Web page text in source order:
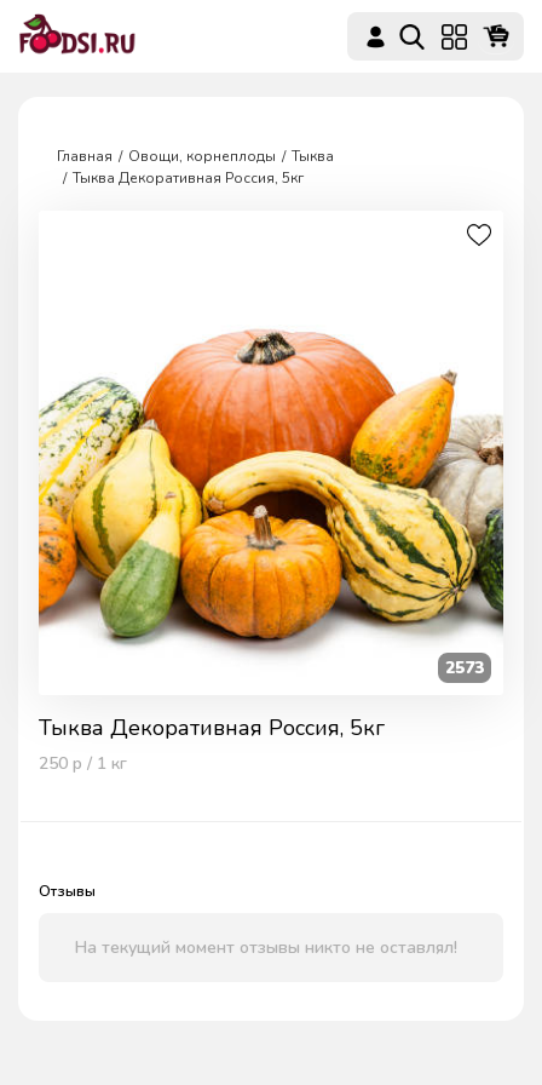
Главная Овощи, корнеплоды
Тыква
Тыква Декоративная Россия, 5кг
Тыква Декоративная Россия, 5кг
250 р / 1 кг
2573
Отзывы
На текущий момент отзывы никто не оставлял!